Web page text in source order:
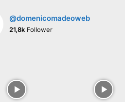
@domenicomadeoweb
21,8k Follower